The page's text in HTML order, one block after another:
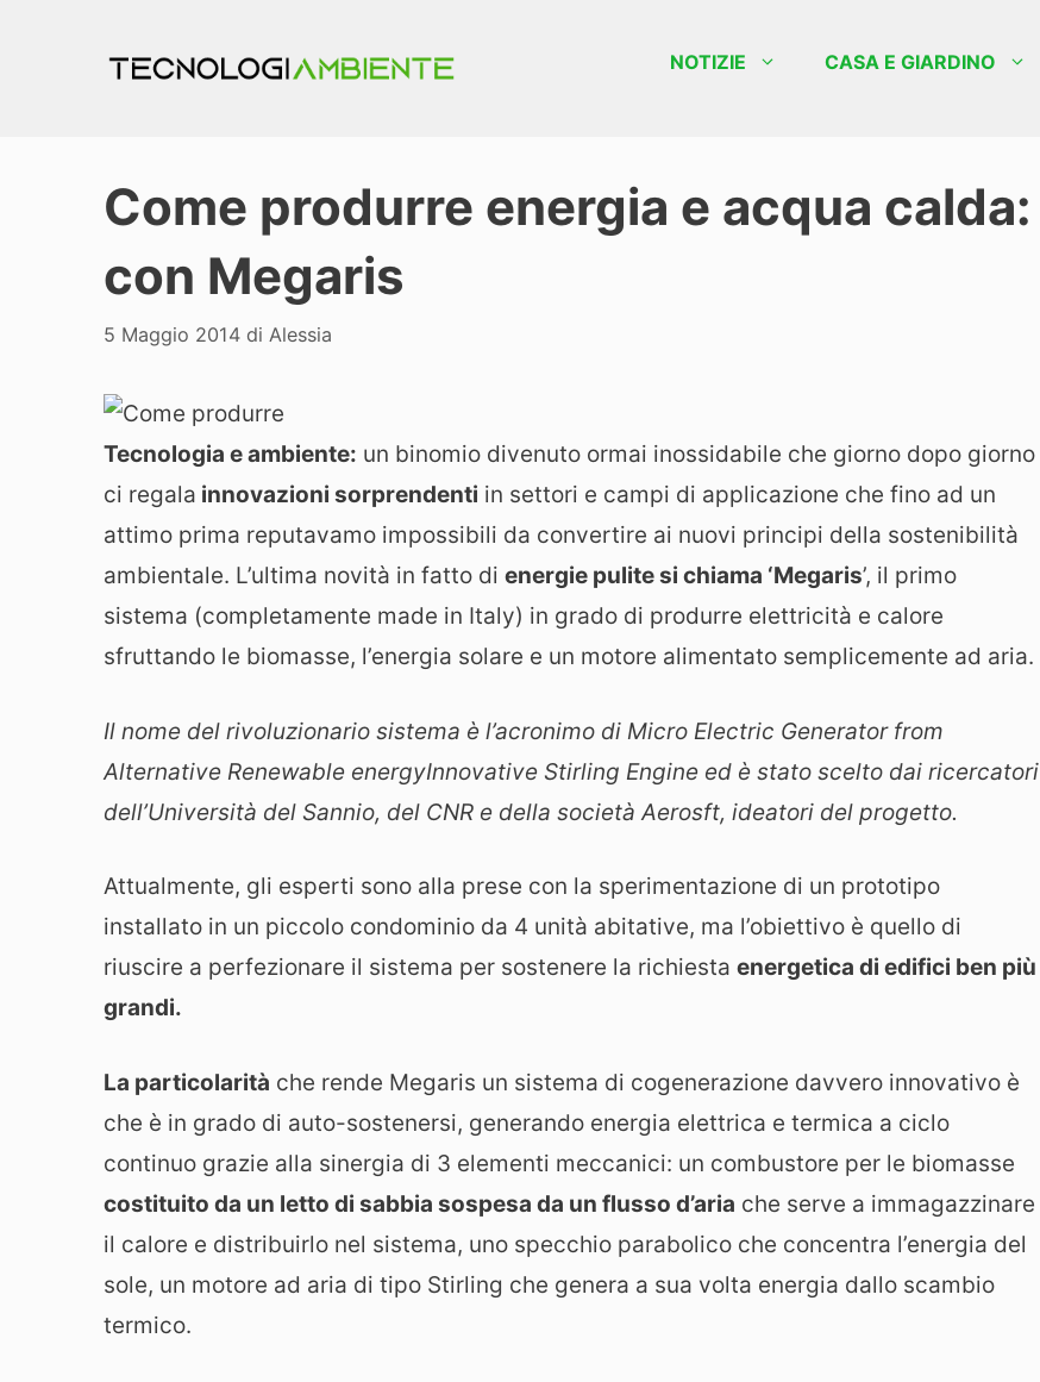
NOTIZIE CASA E GIARDINO
Come produrre energia e acqua calda:
con Megaris
5 Maggio 2014 di Alessia
Tecnologia e ambiente: un binomio divenuto ormai inossidabile che giorno dopo giorno
ci regala innovazioni sorprendenti in settori e campi di applicazione che fino ad un
attimo prima reputavamo impossibili da convertire ai nuovi principi della sostenibilità
ambientale. L’ultima novità in fatto di energie pulite si chiama ‘Megaris’, il primo
sistema (completamente made in Italy) in grado di produrre elettricità e calore
sfruttando le biomasse, l’energia solare e un motore alimentato semplicemente ad aria.
Il nome del rivoluzionario sistema è l’acronimo di Micro Electric Generator from
Alternative Renewable energyInnovative Stirling Engine ed è stato scelto dai ricercatori
dell’Università del Sannio, del CNR e della società Aerosft, ideatori del progetto.
Attualmente, gli esperti sono alla prese con la sperimentazione di un prototipo
installato in un piccolo condominio da 4 unità abitative, ma l’obiettivo è quello di
riuscire a perfezionare il sistema per sostenere la richiesta energetica di edifici ben più
grandi.
La particolarità che rende Megaris un sistema di cogenerazione davvero innovativo è
che è in grado di auto-sostenersi, generando energia elettrica e termica a ciclo
continuo grazie alla sinergia di 3 elementi meccanici: un combustore per le biomasse
costituito da un letto di sabbia sospesa da un flusso d’aria che serve a immagazzinare
il calore e distribuirlo nel sistema, uno specchio parabolico che concentra l’energia del
sole, un motore ad aria di tipo Stirling che genera a sua volta energia dallo scambio
termico.